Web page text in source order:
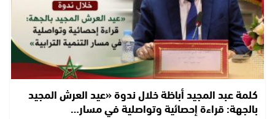
كلمة عبد المجيد أباظة خلال ندوة «عيد العرش المجيد
بالجهة: قراءة إحصائية وتواصلية في مسار…